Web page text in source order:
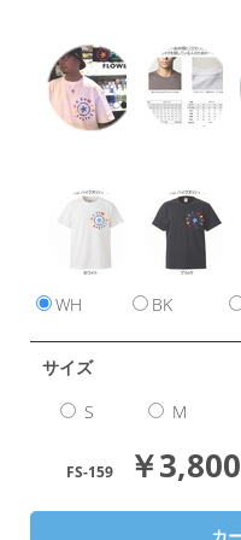
WH BK
サイズ
S M
FS-159 ￥3,800